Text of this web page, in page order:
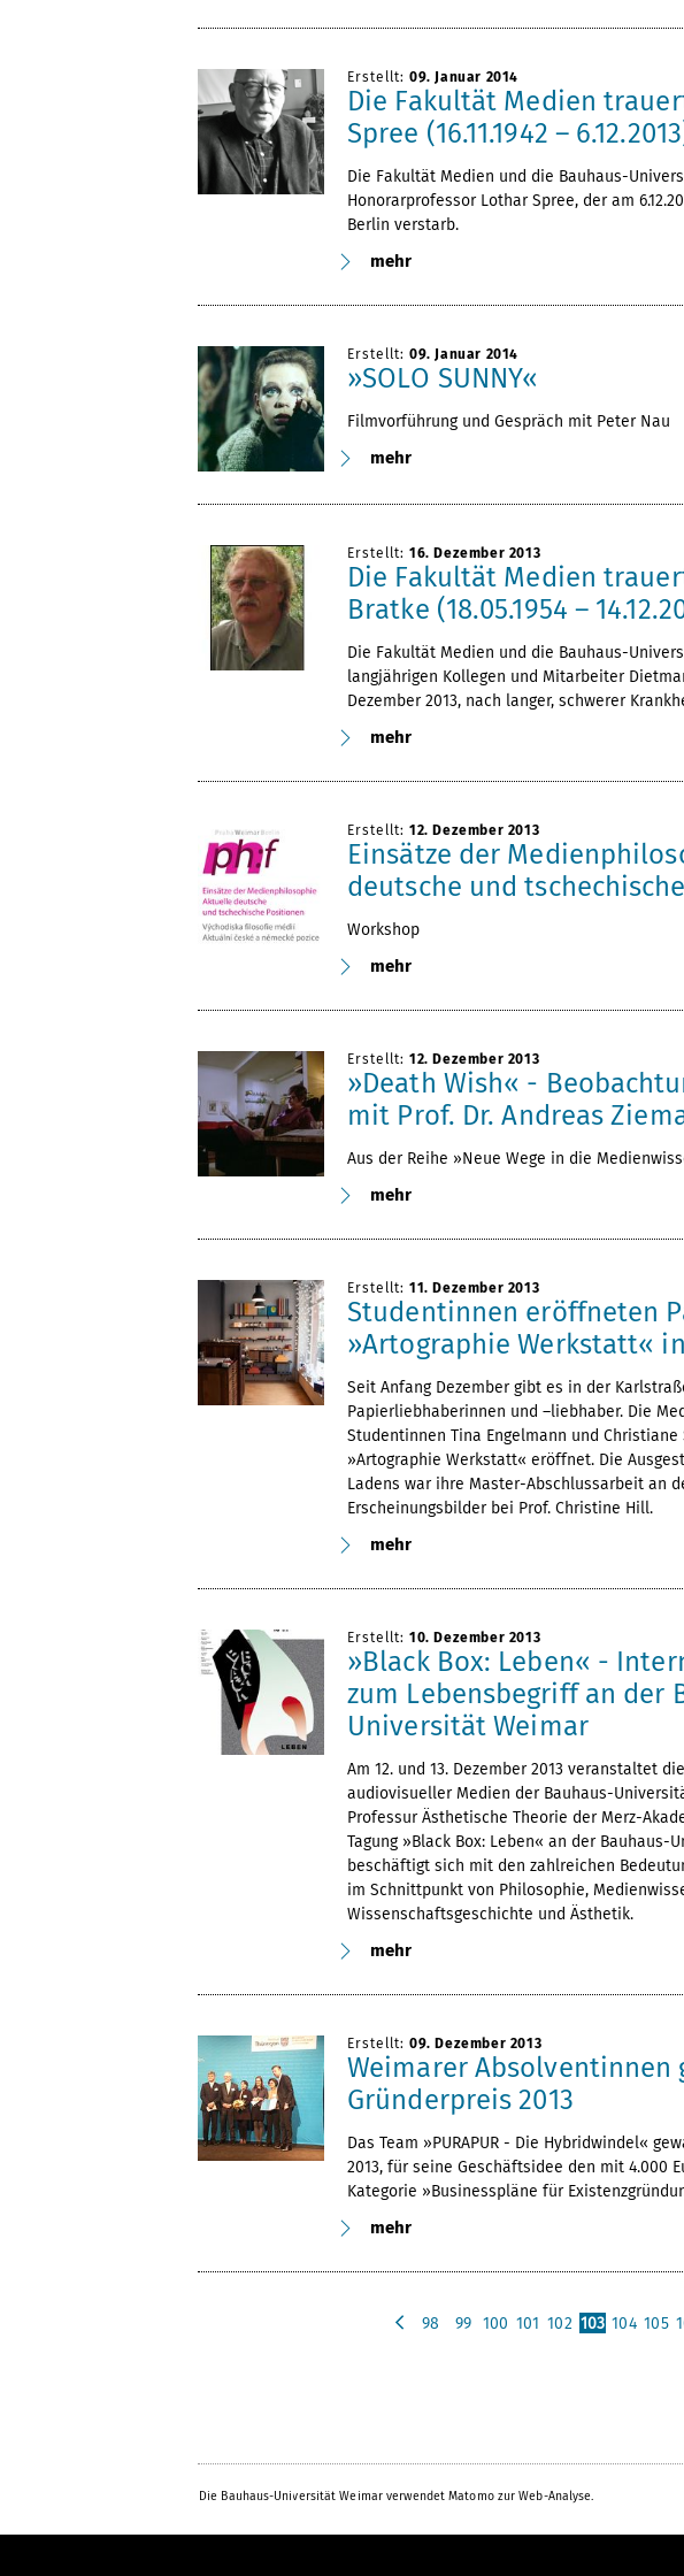
Erstellt: 09. Januar 2014
Die Fakultät Medien
Spree (16.11.1942 –
Die Fakultät Medien und die Bauhaus-
Honorarprofessor Lothar Spree, der am
Berlin verstarb.
mehr
Erstellt: 09. Januar 2014
»SOLO SUNNY«
Filmvorführung und Gespräch mit Peter Nau
mehr
Erstellt: 16. Dezember 2013
Die Fakultät Medien
Bratke (18.05.1954 –
Die Fakultät Medien und die Bauhaus-
langjährigen Kollegen und Mitarbeiter
Dezember 2013, nach langer, schwerer
mehr
Erstellt: 12. Dezember 2013
Einsätze der
deutsche und
Workshop
mehr
Erstellt: 12. Dezember 2013
»Death Wish« -
mit Prof. Dr. Andreas
Aus der Reihe »Neue Wege in die
mehr
Erstellt: 11. Dezember 2013
Studentinnen eröffneten
»Artographie Werkstatt«
Seit Anfang Dezember gibt es in der
Papierliebhaberinnen und –liebhaber. Die
Studentinnen Tina Engelmann und
»Artographie Werkstatt« eröffnet. Die
Ladens war ihre Master-Abschlussarbeit an
Erscheinungsbilder bei Prof. Christine Hill.
mehr
Erstellt: 10. Dezember 2013
»Black Box: Leben« -
zum Lebensbegriff an der
Universität Weimar
Am 12. und 13. Dezember 2013 veranstaltet
audiovisueller Medien der Bauhaus-
Professur Ästhetische Theorie der Merz-
Tagung »Black Box: Leben« an der Bauhaus-
beschäftigt sich mit den zahlreichen
im Schnittpunkt von Philosophie,
Wissenschaftsgeschichte und Ästhetik.
mehr
Erstellt: 09. Dezember 2013
Weimarer Absolventinnen
Gründerpreis 2013
Das Team »PURAPUR - Die Hybridwindel«
2013, für seine Geschäftsidee den mit 4.000
Kategorie »Businesspläne für
mehr
g
98 99 100 101 102 103 104 105
Die Bauhaus-Universität Weimar verwendet Matomo zur Web-Analyse.